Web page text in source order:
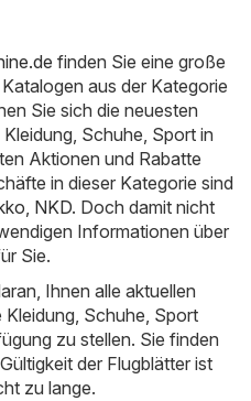
finden Sie eine große
aus der Kategorie
Sie sich die neuesten
Schuhe, Sport in
Aktionen und Rabatte
in dieser Kategorie sind
, NKD. Doch damit nicht
Informationen über
Sie.
Ihnen alle aktuellen
Schuhe, Sport
zu stellen. Sie finden
der Flugblätter ist
zu lange.